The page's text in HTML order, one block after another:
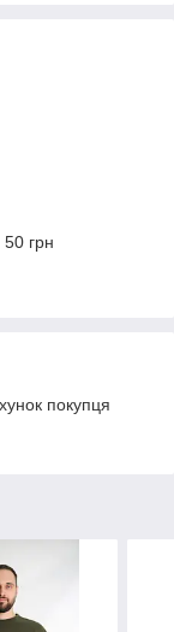
грн
покупця